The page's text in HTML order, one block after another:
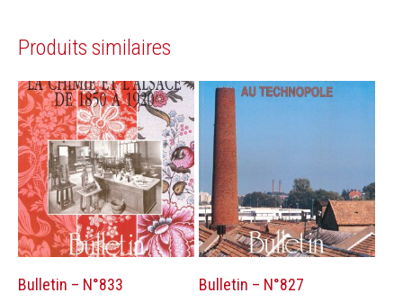
Produits similaires
Ajouter au panier
Bulletin – N°833
Ajouter au panier
Bulletin – N°827